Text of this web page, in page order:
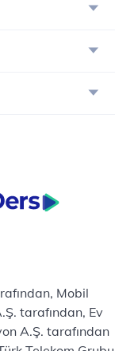
Mobil
tarafından, Ev
A.Ş. tarafından